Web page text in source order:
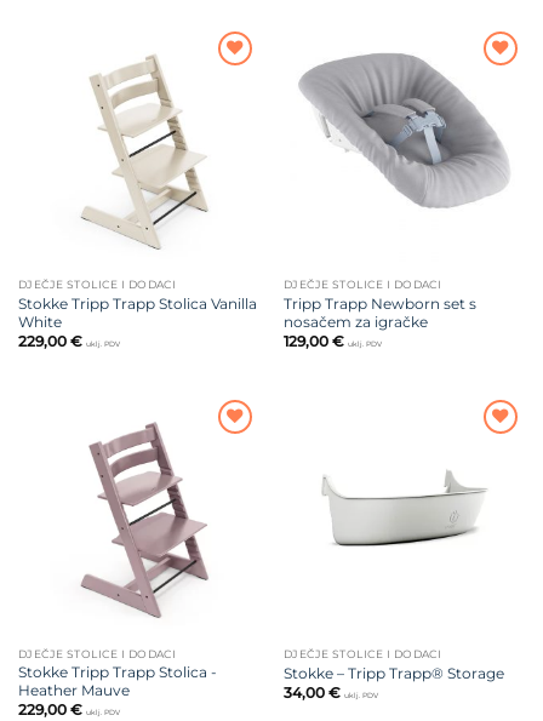
299,00 €
DJEČJE STOLICE I DODACI
Stokke Tripp Trapp Stolica Vanilla
White
229,00 € uklj. PDV
na listu
želja
DJEČJE STOLICE I DODACI
Tripp Trapp Newborn set s
nosačem za igračke
129,00 € uklj. PDV
DJEČJE STOLICE I DODACI
Stokke Tripp Trapp Stolica -
Heather Mauve
229,00 € uklj. PDV
DJEČJE STOLICE I DODACI
Stokke – Tripp Trapp® Storage
34,00 € uklj. PDV